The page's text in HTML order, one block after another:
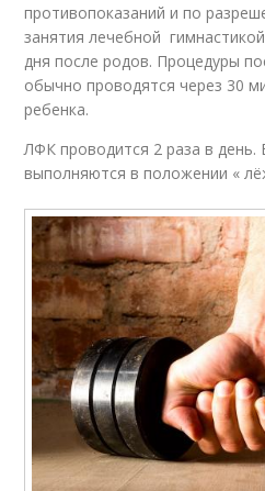
противопоказаний и по
занятия лечебной
дня после родов. Процедуры
обычно проводятся через 30
ребенка.
ЛФК проводится 2 раза в день.
выполняются в положении «